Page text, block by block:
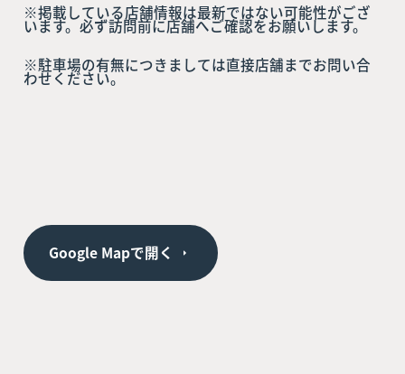
※掲載している店舗情報は最新ではない可能性がござ
います。必ず訪問前に店舗へご確認をお願いします。
※駐車場の有無につきましては直接店舗までお問い合
わせください。
Google Mapで開く